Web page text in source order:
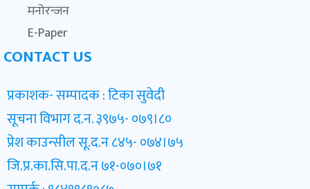
मनोरन्जन
E-Paper
CONTACT US
प्रकाशक- सम्पादक : टिका सुवेदी
सूचना विभाग द.न. ३९७५- ०७९।८०
प्रेश काउन्सील सू.द.न ८४५- ०७४।७५
जि.प्र.का.सि.पा.द.न ७१-०७०।७१